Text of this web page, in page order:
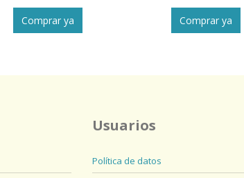
Comprar ya Comprar ya
Usuarios
Política de datos